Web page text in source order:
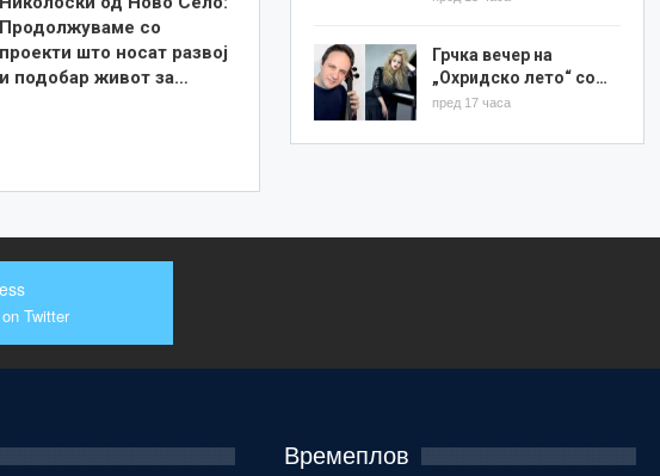
Продолжуваме со
проекти што носат развој
и подобар живот за…
Грчка вечер на
„Охридско лето“ со…
пред 17 часа
Twitter
Времеплов